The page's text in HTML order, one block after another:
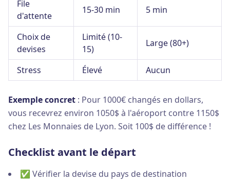
File
d'attente
15-30 min 5 min
Choix de
devises
Limité (10-
15)
Large (80+)
Stress Élevé Aucun
Exemple concret : Pour 1000€ changés en dollars,
vous recevrez environ 1050$ à l'aéroport contre 1150$
chez Les Monnaies de Lyon. Soit 100$ de différence !
Checklist avant le départ
✅ Vérifier la devise du pays de destination